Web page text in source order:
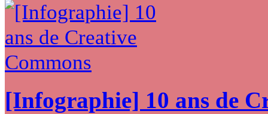
[Infographie] 10 ans de